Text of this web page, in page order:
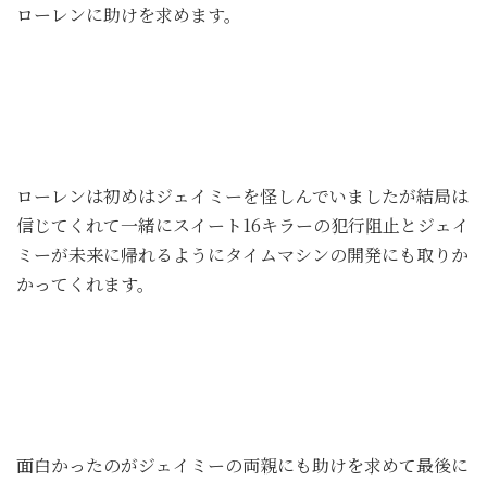
ローレンに助けを求めます。
ローレンは初めはジェイミーを怪しんでいましたが結局は
信じてくれて一緒にスイート16キラーの犯行阻止とジェイ
ミーが未来に帰れるようにタイムマシンの開発にも取りか
かってくれます。
面白かったのがジェイミーの両親にも助けを求めて最後に